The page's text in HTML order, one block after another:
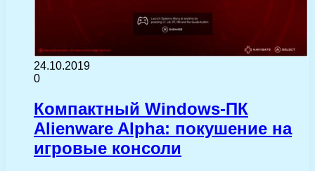
24.10.2019
0
Компактный Windows-ПК
Alienware Alpha: покушение на
игровые консоли